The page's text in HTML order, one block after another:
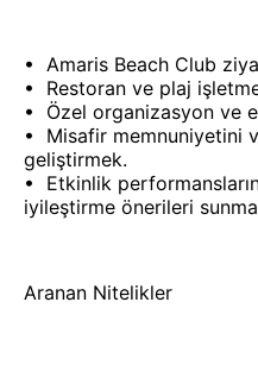
•⁠ ⁠Amaris Beach Club
•⁠ ⁠Restoran ve plaj
•⁠ ⁠Özel organizasyon ve
•⁠ ⁠Misafir memnuniyetini
geliştirmek.
•⁠ ⁠Etkinlik
iyileştirme önerileri
Aranan Nitelikler